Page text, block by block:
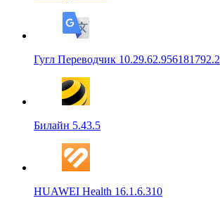
Гугл Переводчик 10.29.62.956181792.2
Билайн 5.43.5
HUAWEI Health 16.1.6.310